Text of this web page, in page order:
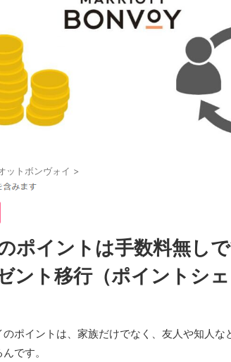
ットボンヴォイ >
ポイントは手数料無し
ント移行（ポイントシェ
ポイントは、家族だけでなく、友人や知人な
です。